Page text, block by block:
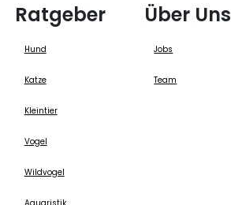
Ratgeber
Hund
Katze
Kleintier
Vogel
Wildvogel
Über Uns
Jobs
Team